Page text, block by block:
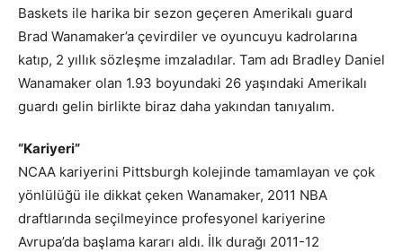
Baskets ile harika bir sezon geçeren Amerikalı guard
Brad Wanamaker’a çevirdiler ve oyuncuyu kadrolarına
katıp, 2 yıllık sözleşme imzaladılar. Tam adı Bradley Daniel
Wanamaker olan 1.93 boyundaki 26 yaşındaki Amerikalı
guardı gelin birlikte biraz daha yakından tanıyalım.
“Kariyeri”
NCAA kariyerini Pittsburgh kolejinde tamamlayan ve çok
yönlülüğü ile dikkat çeken Wanamaker, 2011 NBA
draftlarında seçilmeyince profesyonel kariyerine
Avrupa’da başlama kararı aldı. İlk durağı 2011-12